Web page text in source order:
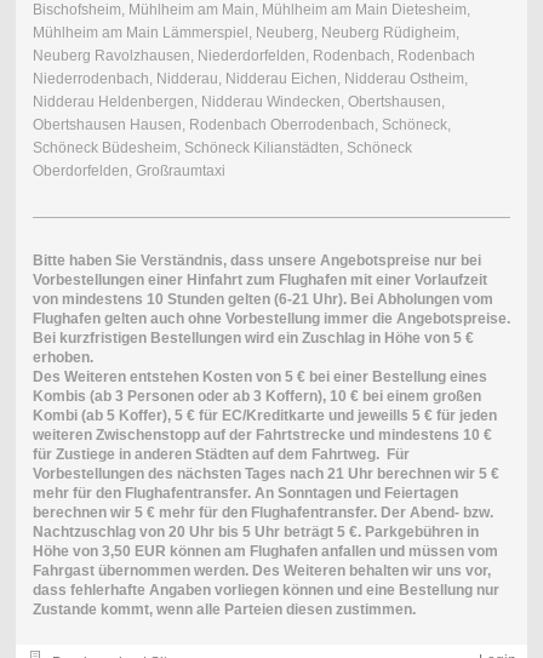
Bischofsheim, Mühlheim am Main, Mühlheim am Main Dietesheim,
Mühlheim am Main Lämmerspiel, Neuberg, Neuberg Rüdigheim,
Neuberg Ravolzhausen, Niederdorfelden, Rodenbach, Rodenbach
Niederrodenbach, Nidderau, Nidderau Eichen, Nidderau Ostheim,
Nidderau Heldenbergen, Nidderau Windecken, Obertshausen,
Obertshausen Hausen, Rodenbach Oberrodenbach, Schöneck,
Schöneck Büdesheim, Schöneck Kilianstädten, Schöneck
Oberdorfelden, Großraumtaxi
Bitte haben Sie Verständnis, dass unsere Angebotspreise nur bei
Vorbestellungen einer Hinfahrt zum Flughafen mit einer Vorlaufzeit
von mindestens 10 Stunden gelten (6-21 Uhr). Bei Abholungen vom
Flughafen gelten auch ohne Vorbestellung immer die Angebotspreise.
Bei kurzfristigen Bestellungen wird ein Zuschlag in Höhe von 5 €
erhoben.
Des Weiteren entstehen Kosten von 5 € bei einer Bestellung eines
Kombis (ab 3 Personen oder ab 3 Koffern), 10 € bei einem großen
Kombi (ab 5 Koffer), 5 € für EC/Kreditkarte und jeweills 5 € für jeden
weiteren Zwischenstopp auf der Fahrtstrecke und mindestens 10 €
für Zustiege in anderen Städten auf dem Fahrtweg.Für
Vorbestellungen des nächsten Tages nach 21 Uhr berechnen wir 5 €
mehr für den Flughafentransfer. An Sonntagen und Feiertagen
berechnen wir 5 € mehr für den Flughafentransfer. Der Abend- bzw.
Nachtzuschlag von 20 Uhr bis 5 Uhr beträgt 5 €. Parkgebühren in
Höhe von 3,50 EUR können am Flughafen anfallen und müssen vom
Fahrgast übernommen werden. Des Weiteren behalten wir uns vor,
dass fehlerhafte Angaben vorliegen können und eine Bestellung nur
Zustande kommt, wenn alle Parteien diesen zustimmen.